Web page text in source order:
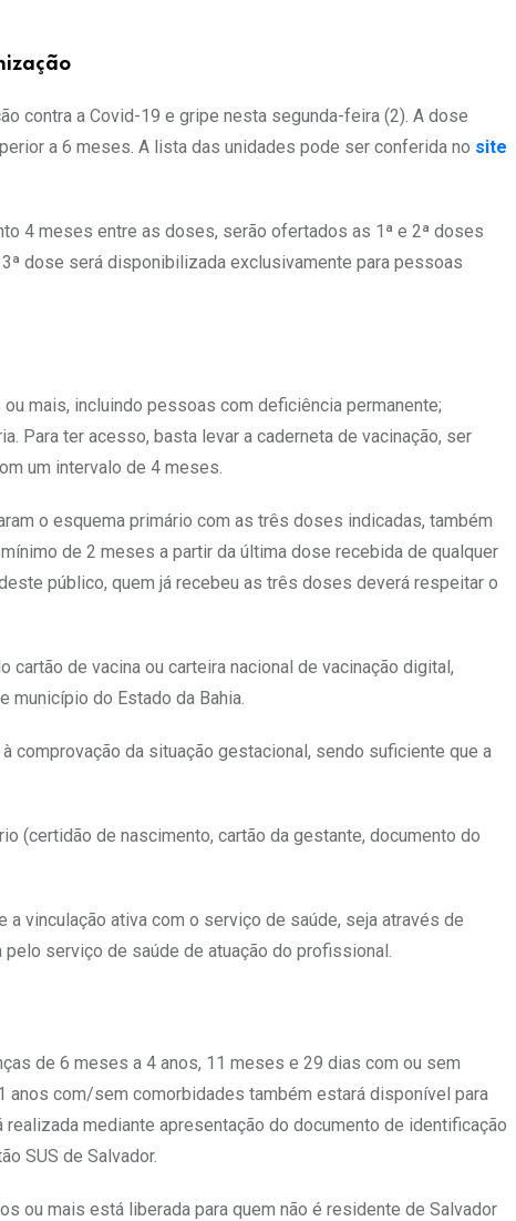
contra a Covid-19 e gripe nesta segunda-feira (2). A dose
a 6 meses. A lista das unidades pode ser conferida no site
4 meses entre as doses, serão ofertados as 1ª e 2ª doses
dose será disponibilizada exclusivamente para pessoas
mais, incluindo pessoas com deficiência permanente;
Para ter acesso, basta levar a caderneta de vacinação, ser
um intervalo de 4 meses.
o esquema primário com as três doses indicadas, também
de 2 meses a partir da última dose recebida de qualquer
público, quem já recebeu as três doses deverá respeitar o
de vacina ou carteira nacional de vacinação digital,
do Estado da Bahia.
comprovação da situação gestacional, sendo suficiente que a
(certidão de nascimento, cartão da gestante, documento do
a vinculação ativa com o serviço de saúde, seja através de
serviço de saúde de atuação do profissional.
de 6 meses a 4 anos, 11 meses e 29 dias com ou sem
com/sem comorbidades também estará disponível para
mediante apresentação do documento de identificação
SUS de Salvador.
ou mais está liberada para quem não é residente de Salvador